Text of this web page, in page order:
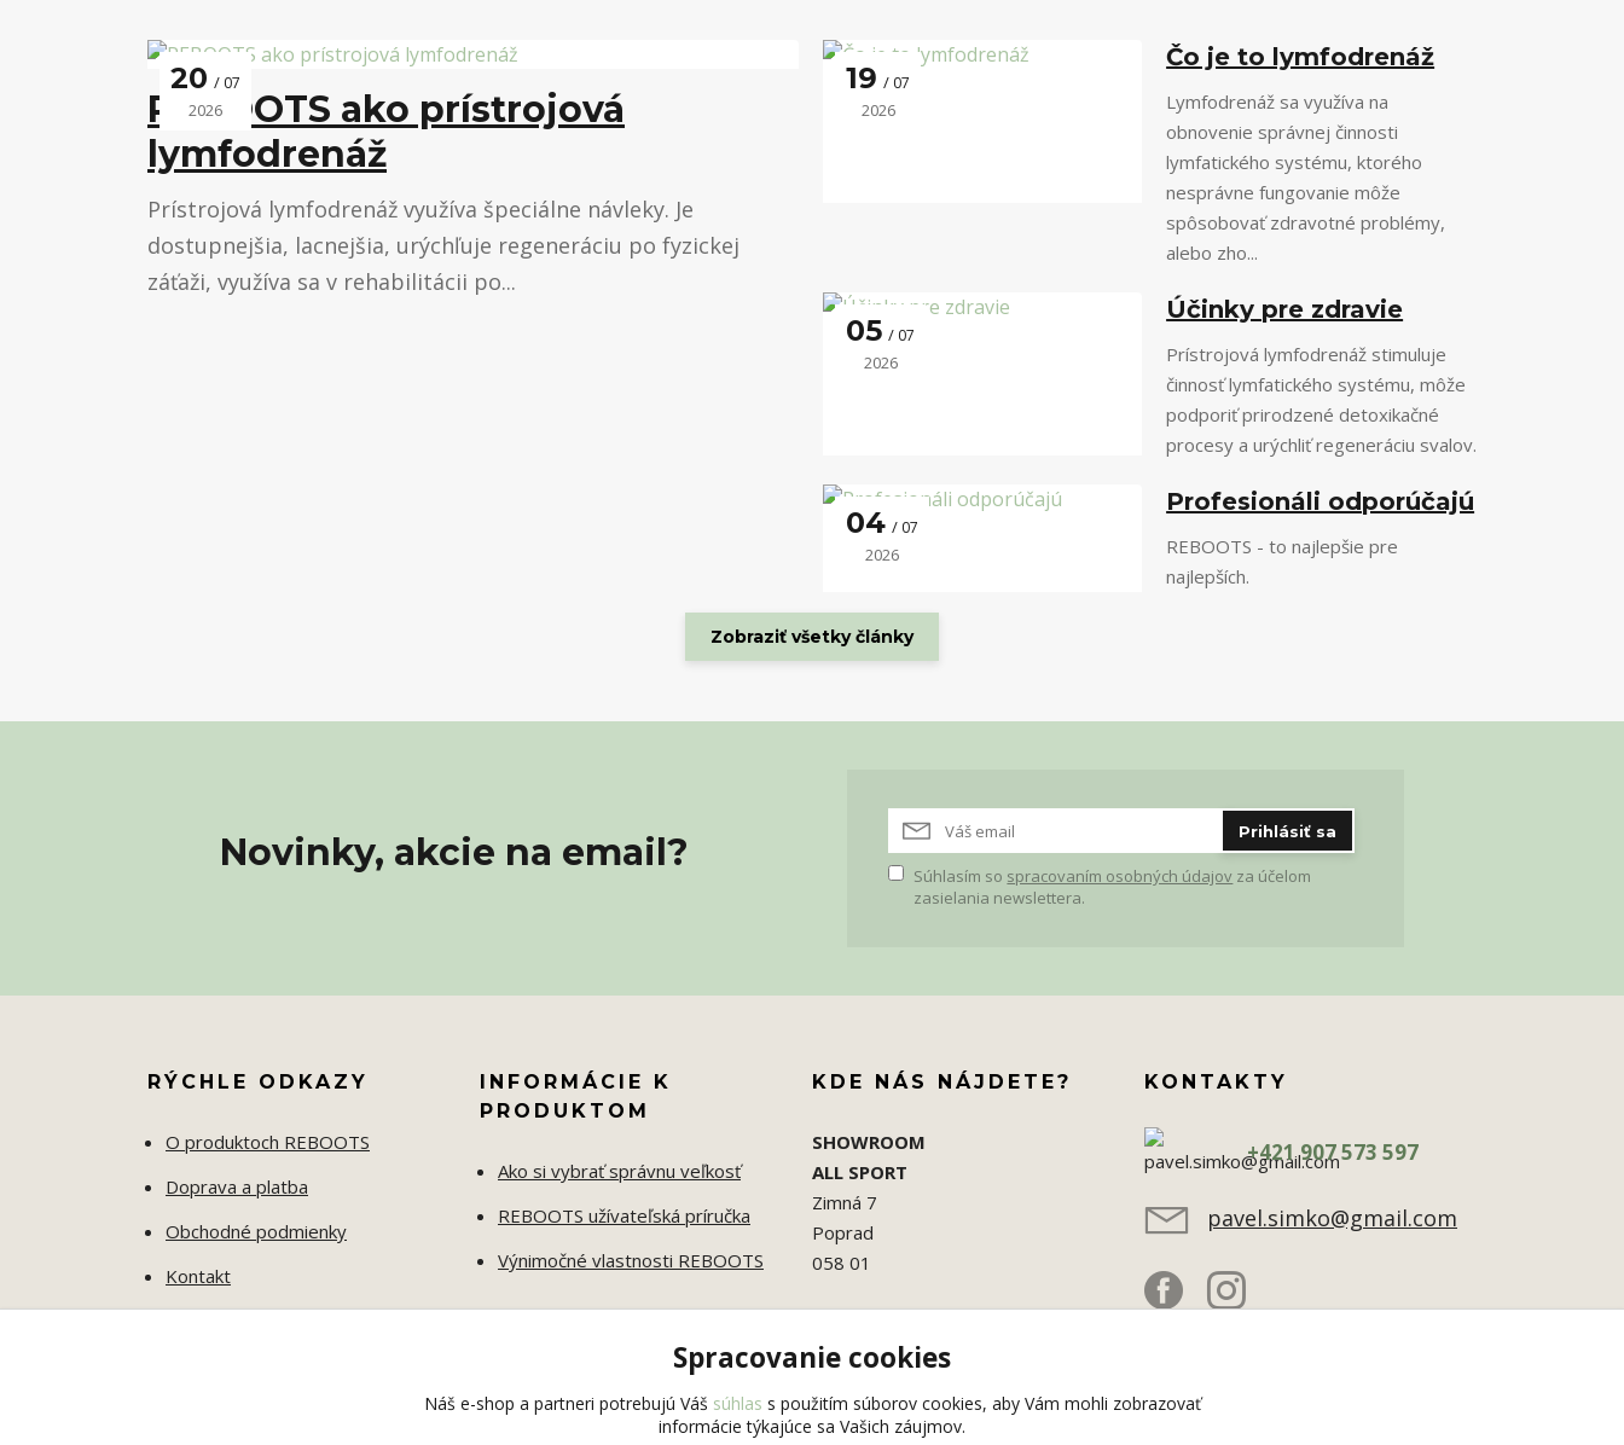
20 07
2026
REBOOTS ako prístrojová
lymfodrenáž
Prístrojová lymfodrenáž využíva špeciálne návleky. Je
dostupnejšia, lacnejšia, urýchľuje regeneráciu po fyzickej
záťaži, využíva sa v rehabilitácii po...
19 07
2026
Čo je to lymfodrenáž
Lymfodrenáž sa využíva na
obnovenie správnej činnosti
lymfatického systému, ktorého
nesprávne fungovanie môže
spôsobovať zdravotné problémy,
alebo zho...
05 07
2026
Účinky pre zdravie
Prístrojová lymfodrenáž stimuluje
činnosť lymfatického systému, môže
podporiť prirodzené detoxikačné
procesy a urýchliť regeneráciu svalov.
04 07
2026
Profesionáli odporúčajú
REBOOTS - to najlepšie pre
najlepších.
Zobraziť všetky články
Novinky, akcie na email? Prihlásiť sa
Súhlasím so spracovaním osobných údajov za účelom
zasielania newslettera.
RÝCHLE ODKAZY
O produktoch REBOOTS
Doprava a platba
Obchodné podmienky
Kontakt
INFORMÁCIE K
PRODUKTOM
Ako si vybrať správnu veľkosť
REBOOTS užívateľská príručka
Výnimočné vlastnosti REBOOTS
KDE NÁS NÁJDETE?
SHOWROOM
ALL SPORT
Zimná 7
Poprad
058 01
KONTAKTY
+421 907 573 597
pavel.simko@gmail.com
Spracovanie cookies
Náš e-shop a partneri potrebujú Váš súhlas s použitím súborov cookies, aby Vám mohli zobrazovať
informácie týkajúce sa Vašich záujmov.